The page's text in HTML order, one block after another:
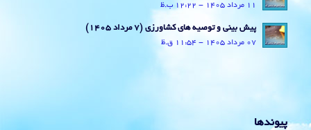
11 مرداد 1405 - 12:22 ب.ظ
پیش بینی و توصیه های کشاورزی (7 مرداد ۱۴۰۵)
07 مرداد 1405 - 11:54 ق.ظ
پیوندها